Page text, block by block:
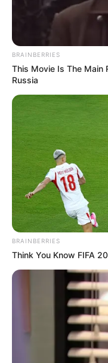
BRAINBERRIES
This Movie Is The Main
Russia
BRAINBERRIES
Think You Know FIFA